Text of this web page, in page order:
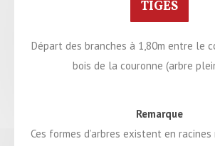
TIGES
Départ des branches à 1,80m entre le
bois de la couronne (arbre
Remarque
Ces formes d’arbres existent en